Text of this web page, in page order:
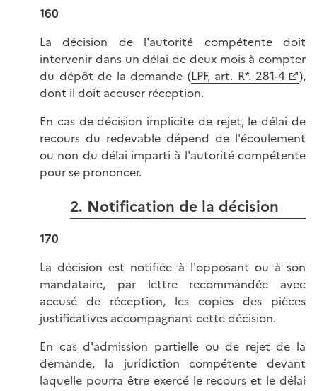
160
La décision de l'autorité compétente doit
intervenir dans un délai de deux mois à compter
du dépôt de la demande (LPF, art. R*. 281-4
),
dont il doit accuser réception.
En cas de décision implicite de rejet, le délai de
recours du redevable dépend de l'écoulement
ou non du délai imparti à l'autorité compétente
pour se prononcer.
2. Notification de la décision
170
La décision est notifiée à l'opposant ou à son
mandataire, par lettre recommandée avec
accusé de réception, les copies des pièces
justificatives accompagnant cette décision.
En cas d'admission partielle ou de rejet de la
demande, la juridiction compétente devant
laquelle pourra être exercé le recours et le délai